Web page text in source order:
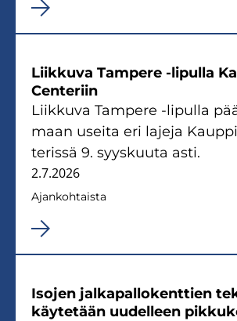
Liik­ku­va Tam­pe­re -​lipulla
Cen­te­riin
Liik­ku­va Tam­pe­re -​lipulla
maan usei­ta eri la­je­ja
te­ris­sä 9. syys­kuu­ta asti.
2.7.2026
Ajan­koh­tais­ta
Iso­jen jal­ka­pal­lo­kent­tien
käy­te­tään uu­del­leen